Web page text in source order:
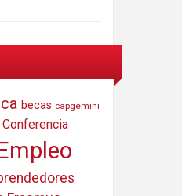
becas capgemini
Conferencia